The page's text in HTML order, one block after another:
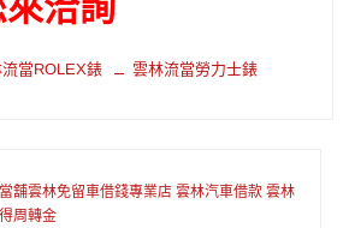
當ROLEX錶 雲林流當勞力士錶
舖雲林免留車借錢專業店 雲林汽車借款 雲林
周轉金